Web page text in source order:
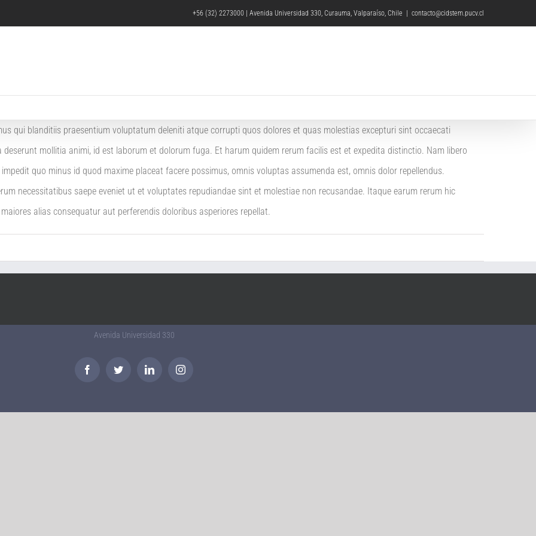
+56 (32) 2273000 | Avenida Universidad 330, Curauma, Valparaíso, Chile | contacto@cidstem.pucv.cl
qui blanditiis praesentium voluptatum deleniti atque corrupti quos dolores et quas molestias excepturi sint occaecati
mollitia animi, id est laborum et dolorum fuga. Et harum quidem rerum facilis est et expedita distinctio. Nam libero
quo minus id quod maxime placeat facere possimus, omnis voluptas assumenda est, omnis dolor repellendus.
necessitatibus saepe eveniet ut et voluptates repudiandae sint et molestiae non recusandae. Itaque earum rerum hic
alias consequatur aut perferendis doloribus asperiores repellat.
Avenida Universidad 330
FacebookTwitter LinkedInInstagram